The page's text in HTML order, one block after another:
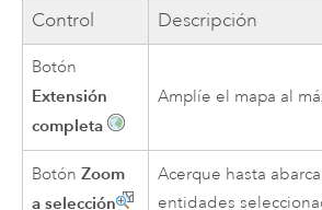
Control Descripción
Botón
Extensión
completa
Amplíe el mapa al
BotónZoom
a selección
Acerque hasta
entidades